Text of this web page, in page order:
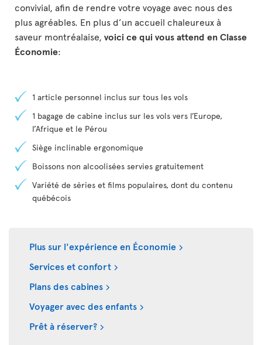
convivial, afin de rendre votre voyage avec nous des
plus agréables. En plus d’un accueil chaleureux à
saveur montréalaise, voici ce qui vous attend en Classe
Économie:
1 article personnel inclus sur tous les vols
1 bagage de cabine inclus sur les vols vers l’Europe,
l’Afrique et le Pérou
Siège inclinable ergonomique
Boissons non alcoolisées servies gratuitement
Variété de séries et films populaires, dont du contenu
québécois
Plus sur l'expérience en Économie
Services et confort
Plans des cabines
Voyager avec des enfants
Prêt à réserver?